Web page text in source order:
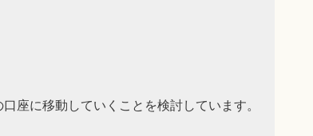
座に移動していくことを検討しています。